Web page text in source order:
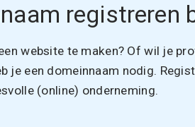
registreren
website te maken? Of wil je
je een domeinnaam nodig.
(online) onderneming.